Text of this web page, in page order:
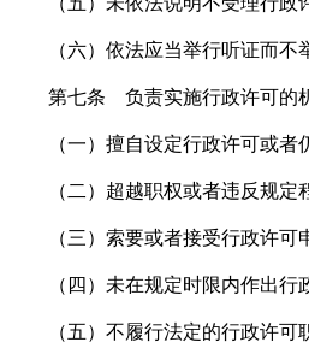
（六）依法应当举行听证而不举
第七条 负责实施行政许可的机
（一）擅自设定行政许可或者仍
（二）超越职权或者违反规定程
（三）索要或者接受行政许可申
（四）未在规定时限内作出行政
（五）不履行法定的行政许可职